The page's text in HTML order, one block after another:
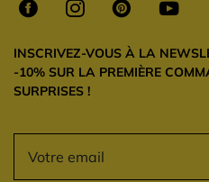
INSCRIVEZ-VOUS À LA
-10% SUR LA PREMIÈRE
SURPRISES !